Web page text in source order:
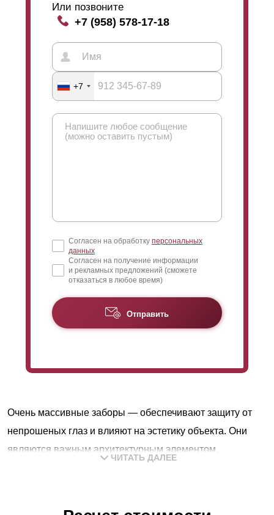
Или позвоните
+7 (958) 578-17-18
+7
Согласен на обработку персональных
данных
Согласен на получение информации
и рекламных предложений (сможете
отказаться в любое время)
Отправить
Очень массивные заборы — обеспечивают защиту от
непрошеных глаз и влияют на эстетику объекта. Они
являются важным архитектурным элементом.
ЧИТАТЬ ДАЛЕЕ